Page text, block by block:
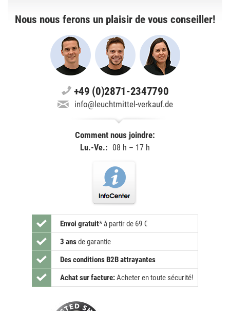
Nous nous ferons un plaisir de vous conseiller!
+49 (0)2871-2347790
info@leuchtmittel-verkauf.de
Comment nous joindre:
Lu.-Ve.: 08 h – 17 h
Envoi gratuit* à partir de 69 €
3 ansde garantie
Des conditions B2B attrayantes
Achat sur facture:Acheter en toute sécurité!